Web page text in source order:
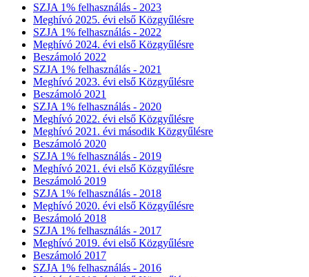
SZJA 1% felhasználás - 2023
Meghívó 2025. évi első Közgyűlésre
SZJA 1% felhasználás - 2022
Meghívó 2024. évi első Közgyűlésre
Beszámoló 2022
SZJA 1% felhasználás - 2021
Meghívó 2023. évi első Közgyűlésre
Beszámoló 2021
SZJA 1% felhasználás - 2020
Meghívó 2022. évi első Közgyűlésre
Meghívó 2021. évi második Közgyűlésre
Beszámoló 2020
SZJA 1% felhasználás - 2019
Meghívó 2021. évi első Közgyűlésre
Beszámoló 2019
SZJA 1% felhasználás - 2018
Meghívó 2020. évi első Közgyűlésre
Beszámoló 2018
SZJA 1% felhasználás - 2017
Meghívó 2019. évi első Közgyűlésre
Beszámoló 2017
SZJA 1% felhasználás - 2016